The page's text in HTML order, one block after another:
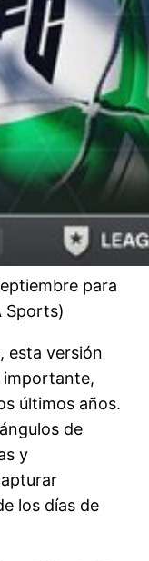
para
Sports)
esta versión
últimos años.
de
y
los días de